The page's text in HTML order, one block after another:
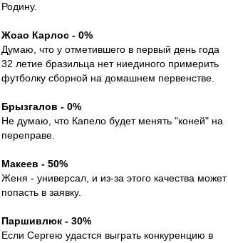
Родину.
Жоао Карлос - 0%
Думаю, что у отметившего в первый день года
32 летие бразильца нет ниединого примерить
футболку сборной на домашнем первенстве.
Брызгалов - 0%
Не думаю, что Капело будет менять "коней" на
переправе.
Макеев - 50%
Женя - универсал, и из-за этого качества может
попасть в заявку.
Паршивлюк - 30%
Если Сергею удастся выграть конкуренцию в